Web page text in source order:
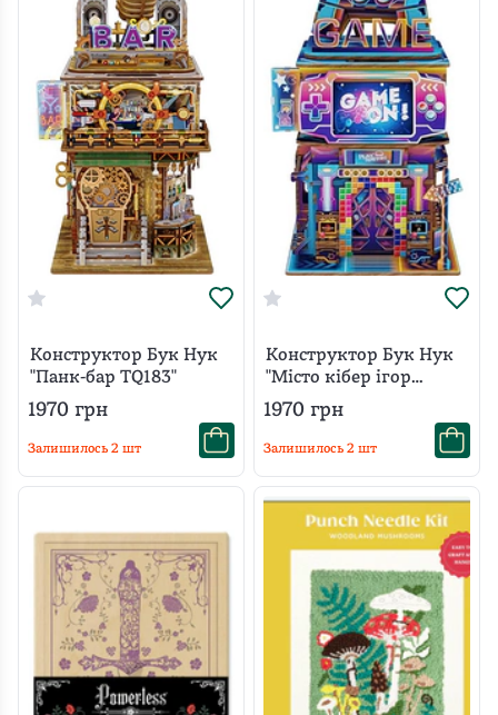
Конструктор Бук Нук
"Панк-бар TQ183"
1970 грн
Залишилось 2 шт
Конструктор Бук Нук
"Місто кібер ігор
TQ182"
1970 грн
Залишилось 2 шт